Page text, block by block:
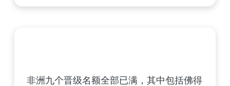
非洲九个晋级名额全部已满，其中包括佛得